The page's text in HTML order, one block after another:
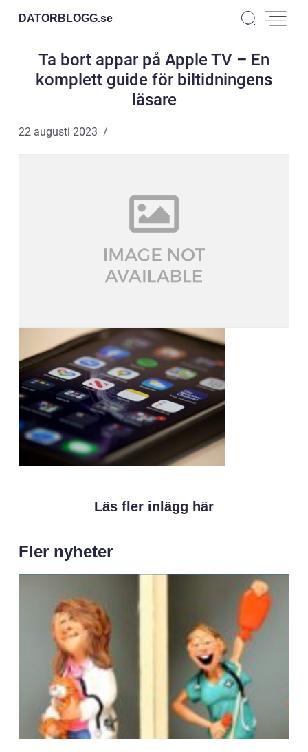
DATORBLOGG.se
Ta bort appar på Apple TV – En
komplett guide för biltidningens
läsare
22 augusti 2023
Läs fler inlägg här
Fler nyheter